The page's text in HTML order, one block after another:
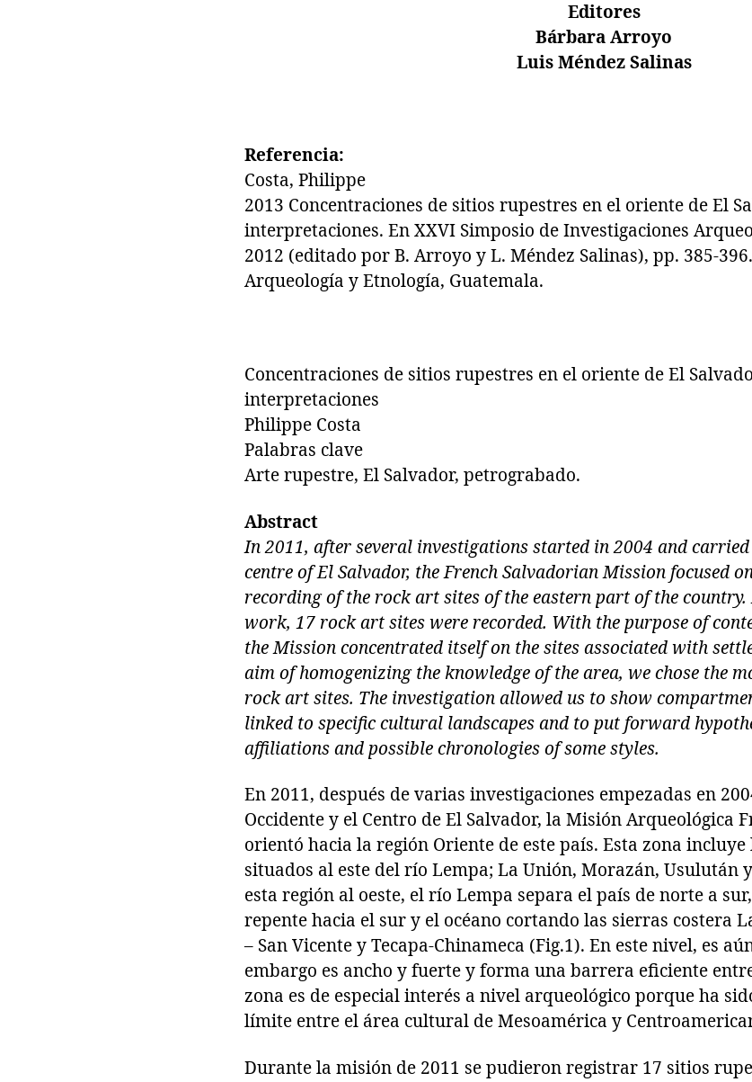
Editores
Bárbara Arroyo
Luis Méndez Salinas
Referencia:
Costa, Philippe
2013 Concentraciones de sitios rupestres en el oriente de El
interpretaciones. En XXVI Simposio de Investigaciones
2012 (editado por B. Arroyo y L. Méndez Salinas), pp. 385-
Arqueología y Etnología, Guatemala.
Concentraciones de sitios rupestres en el oriente de El
interpretaciones
Philippe Costa
Palabras clave
Arte rupestre, El Salvador, petrograbado.
Abstract
In 2011, after several investigations started in 2004 and
centre of El Salvador, the French Salvadorian Mission focused
recording of the rock art sites of the eastern part of the
work, 17 rock art sites were recorded. With the purpose of
the Mission concentrated itself on the sites associated with
aim of homogenizing the knowledge of the area, we chose the
rock art sites. The investigation allowed us to show
linked to specific cultural landscapes and to put forward
affiliations and possible chronologies of some styles.
En 2011, después de varias investigaciones empezadas en
Occidente y el Centro de El Salvador, la Misión Arqueológica
orientó hacia la región Oriente de este país. Esta zona
situados al este del río Lempa; La Unión, Morazán, Usulután
esta región al oeste, el río Lempa separa el país de norte a
repente hacia el sur y el océano cortando las sierras costera
– San Vicente y Tecapa-Chinameca (Fig.1). En este nivel, es
embargo es ancho y fuerte y forma una barrera eficiente
zona es de especial interés a nivel arqueológico porque ha
límite entre el área cultural de Mesoamérica y
Durante la misión de 2011 se pudieron registrar 17 sitios